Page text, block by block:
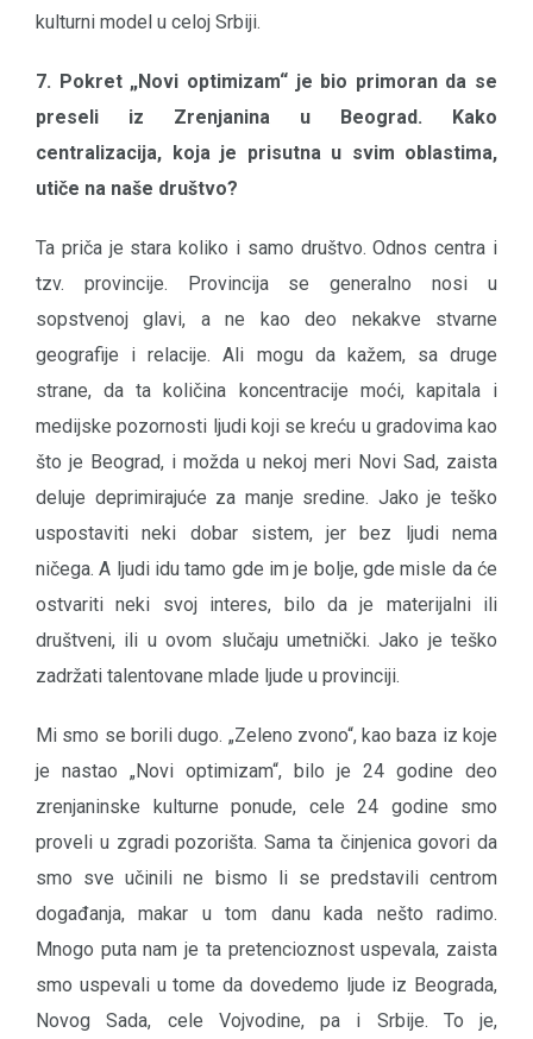
kulturni model u celoj Srbiji.
7. Pokret „Novi optimizam“ je bio primoran da se
preseli iz Zrenjanina u Beograd. Kako
centralizacija, koja je prisutna u svim oblastima,
utiče na naše društvo?
Ta priča je stara koliko i samo društvo. Odnos centra i
tzv. provincije. Provincija se generalno nosi u
sopstvenoj glavi, a ne kao deo nekakve stvarne
geografije i relacije. Ali mogu da kažem, sa druge
strane, da ta količina koncentracije moći, kapitala i
medijske pozornosti ljudi koji se kreću u gradovima kao
što je Beograd, i možda u nekoj meri Novi Sad, zaista
deluje deprimirajuće za manje sredine. Jako je teško
uspostaviti neki dobar sistem, jer bez ljudi nema
ničega. A ljudi idu tamo gde im je bolje, gde misle da će
ostvariti neki svoj interes, bilo da je materijalni ili
društveni, ili u ovom slučaju umetnički. Jako je teško
zadržati talentovane mlade ljude u provinciji.
Mi smo se borili dugo. „Zeleno zvono“, kao baza iz koje
je nastao „Novi optimizam“, bilo je 24 godine deo
zrenjaninske kulturne ponude, cele 24 godine smo
proveli u zgradi pozorišta. Sama ta činjenica govori da
smo sve učinili ne bismo li se predstavili centrom
događanja, makar u tom danu kada nešto radimo.
Mnogo puta nam je ta pretencioznost uspevala, zaista
smo uspevali u tome da dovedemo ljude iz Beograda,
Novog Sada, cele Vojvodine, pa i Srbije. To je,